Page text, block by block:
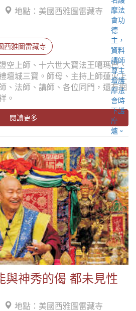
地點：美國西雅圖雷藏寺
西雅圖雷藏寺
空上師、十六世大寶法王噶瑪巴、
壇城三寶。師母、主持上師蓮火上
、法師、講師、各位同門，還有網
。
閱讀更多
與神秀的偈 都未見性
地點：美國西雅圖雷藏寺